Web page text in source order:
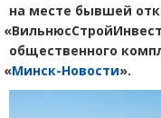
на месте бывшей
«
общественного
«Минск-Новости».